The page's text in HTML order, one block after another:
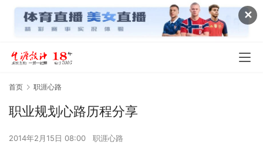
✕
首页 职涯心路
职业规划心路历程分享
2014年2月15日 08:00 职涯心路